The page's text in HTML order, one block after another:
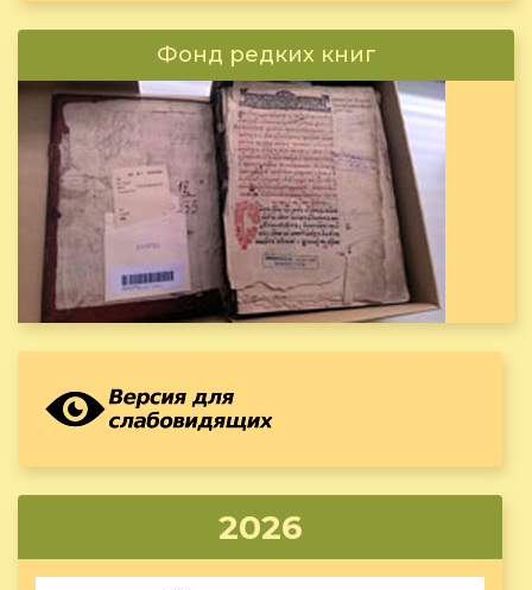
Фонд редких книг
2026